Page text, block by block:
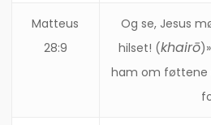
Matteus
28:9
Og se, Jesus
hilset! (khairō
ham om føttene